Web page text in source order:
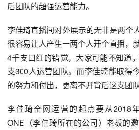
后团队的超强运营能力。
李佳琦直播间对外展示的无非是两个
很容易让人产生一两个人开个直播，
4千支口红的错觉。大家可能不知道
支300人运营团队。而李佳琦能取得
的努力和付出，更离不开背后这支团
李佳琦全网运营的起点要从2018
ONE（李佳琦所在的公司）老板的